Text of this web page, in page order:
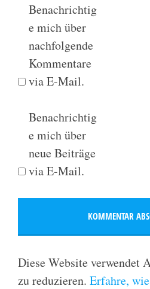
Benachrichtig
e mich über
nachfolgende
Kommentare
via E-Mail.
Benachrichtig
e mich über
neue Beiträge
via E-Mail.
Diese Website verwendet
zu reduzieren. Erfahre,